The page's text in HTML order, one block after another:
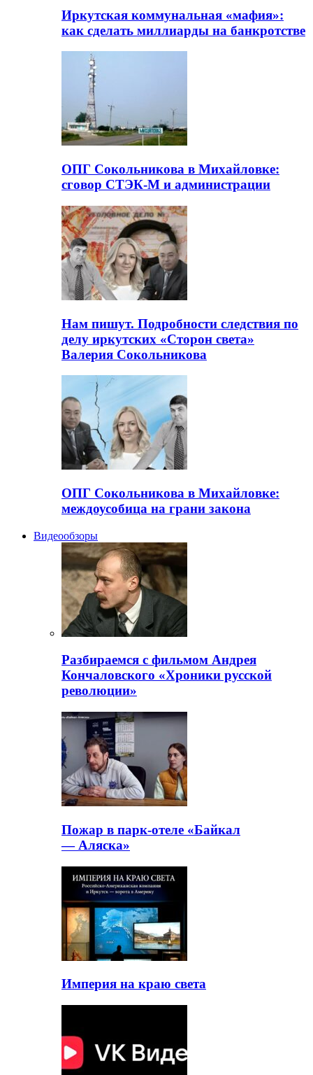
Иркутская коммунальная «мафия»:
как сделать миллиарды на банкротстве
ОПГ Сокольникова в Михайловке:
сговор СТЭК-М и администрации
Нам пишут. Подробности следствия по
делу иркутских «Сторон света»
Валерия Сокольникова
ОПГ Сокольникова в Михайловке:
междоусобица на грани закона
Видеообзоры
Разбираемся с фильмом Андрея
Кончаловского «Хроники русской
революции»
Пожар в парк-отеле «Байкал
— Аляска»
Империя на краю света